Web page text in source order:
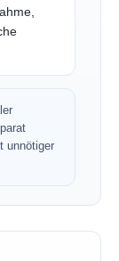
unnötiger